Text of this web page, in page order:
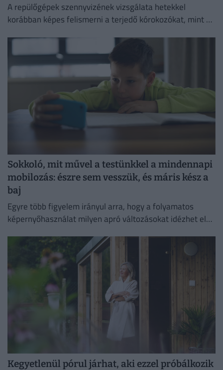
A repülőgépek szennyvizének vizsgálata hetekkel
korábban képes felismerni a terjedő kórokozókat, mint a
Sokkoló, mit művel a testünkkel a mindennapi
mobilozás: észre sem vesszük, és máris kész a
baj
Egyre több figyelem irányul arra, hogy a folyamatos
képernyőhasználat milyen apró változásokat idézhet elő
Kegyetlenül pórul járhat, aki ezzel próbálkozik